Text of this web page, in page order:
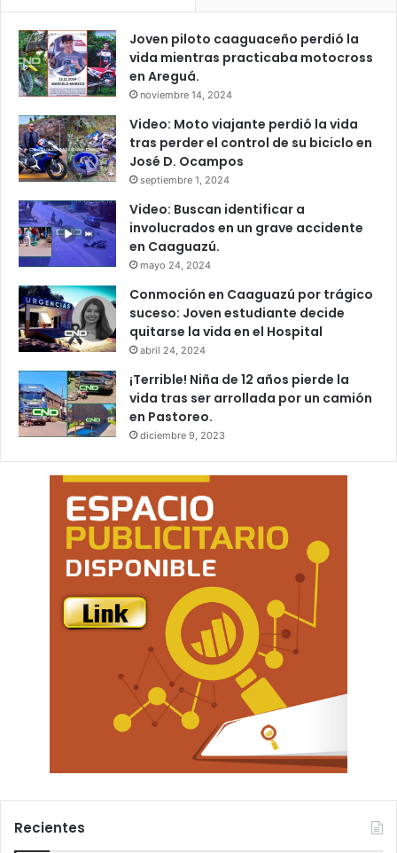
Joven piloto caaguaceño perdió la
vida mientras practicaba motocross
en Areguá.
noviembre 14, 2024
Video: Moto viajante perdió la vida
tras perder el control de su biciclo en
José D. Ocampos
septiembre 1, 2024
Video: Buscan identificar a
involucrados en un grave accidente
en Caaguazú.
mayo 24, 2024
Conmoción en Caaguazú por trágico
suceso: Joven estudiante decide
quitarse la vida en el Hospital
abril 24, 2024
¡Terrible! Niña de 12 años pierde la
vida tras ser arrollada por un camión
en Pastoreo.
diciembre 9, 2023
Recientes